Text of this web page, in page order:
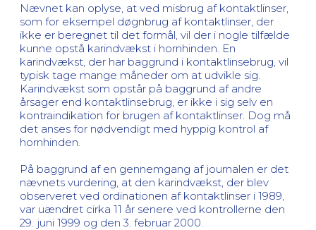
Nævnet kan oplyse, at ved misbrug af kontaktlinser,
som for eksempel døgnbrug af kontaktlinser, der
ikke er beregnet til det formål, vil der i nogle tilfælde
kunne opstå karindvækst i hornhinden. En
karindvækst, der har baggrund i kontaktlinsebrug, vil
typisk tage mange måneder om at udvikle sig.
Karindvækst som opstår på baggrund af andre
årsager end kontaktlinsebrug, er ikke i sig selv en
kontraindikation for brugen af kontaktlinser. Dog må
det anses for nødvendigt med hyppig kontrol af
hornhinden.
På baggrund af en gennemgang af journalen er det
nævnets vurdering, at den karindvækst, der blev
observeret ved ordinationen af kontaktlinser i 1989,
var uændret cirka 11 år senere ved kontrollerne den
29. juni 1999 og den 3. februar 2000.